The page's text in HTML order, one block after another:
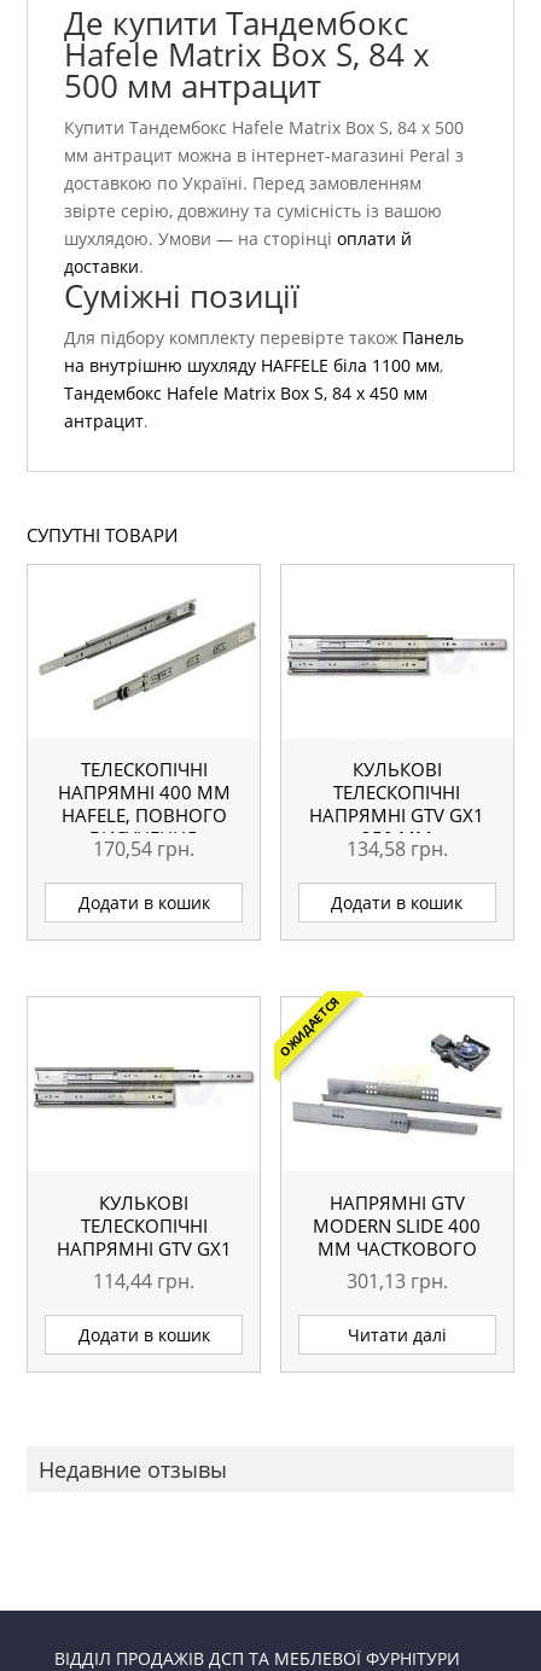
Де купити Тандембокс
Hafele Matrix Box S, 84 х
500 мм антрацит
Купити Тандембокс Hafele Matrix Box S, 84 х 500
мм антрацит можна в інтернет-магазині Peral з
доставкою по Україні. Перед замовленням
звірте серію, довжину та сумісність із вашою
шухлядою. Умови — на сторінціоплати й
доставки.
Суміжні позиції
Для підбору комплекту перевірте також Панель
на внутрішню шухляду HAFFELE біла 1100 мм,
Тандембокс Hafele Matrix Box S, 84 х 450 мм
антрацит.
СУПУТНІ ТОВАРИ
ТЕЛЕСКОПІЧНІ
НАПРЯМНІ 400 ММ
HAFELE, ПОВНОГО
ВИСУНЕННЯ
170,54 грн.
Додати в кошик
КУЛЬКОВІ
ТЕЛЕСКОПІЧНІ
НАПРЯМНІ GTV GX1
350 ММ
134,58 грн.
Додати в кошик
КУЛЬКОВІ
ТЕЛЕСКОПІЧНІ
НАПРЯМНІ GTV GX1
300 ММ
114,44 грн.
Додати в кошик
ОЖИДАЕТСЯ
НАПРЯМНІ GTV
MODERN SLIDE 400
ММ ЧАСТКОВОГО
ВИСУВАННЯ З
ДОВОДЧИКОМ
301,13 грн.
Читати далі
Недавние отзывы
ВІДДІЛ ПРОДАЖІВ ДСП ТА МЕБЛЕВОЇ ФУРНІТУРИ